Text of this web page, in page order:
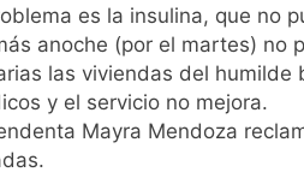
1 Día Atrás
67
1 Día Atrás
El
1 Día Atrás
es la insulina, que no
anoche (por el martes) no
las viviendas del
y el servicio no mejora.
Mayra Mendoza